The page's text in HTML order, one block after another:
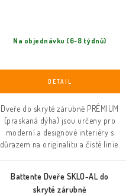
Na objednávku (6-8 týdnů)
Dveře do skryté zárubně PRÉMIUM
(praskaná dýha) jsou určeny pro
moderní a designové interiéry s
důrazem na originalitu a čisté linie.
Battente Dveře SKLO-AL do
skryté zárubně